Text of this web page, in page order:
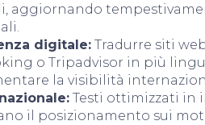
aggiornando
digitale: Tradurre siti
o Tripadvisor in più
la visibilità
Testi ottimizzati in
il posizionamento sui